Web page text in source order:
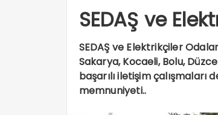
SEDAŞ ve
SEDAŞ ve Elektrikçiler
Sakarya, Kocaeli, Bolu,
başarılı iletişim çalışmaları
memnuniyeti..